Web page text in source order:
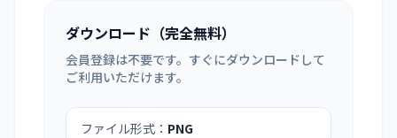
ダウンロード（完全無料）
会員登録は不要です。すぐにダウンロードして
ご利用いただけます。
ファイル形式： PNG